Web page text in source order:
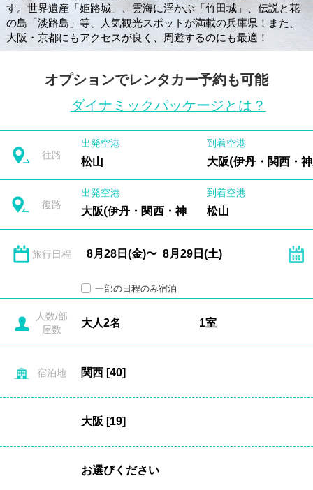
す。世界遺産「姫路城」、雲海に浮かぶ「竹田城」、伝説と花
の島「淡路島」等、人気観光スポットが満載の兵庫県！また、
大阪・京都にもアクセスが良く、周遊するのにも最適！
オプションでレンタカー予約も可能
ダイナミックパッケージとは？
往路
出発空港
松山
到着空港
大阪(伊丹・関西・
復路
出発空港
大阪(伊丹・関西・神戸)
到着空港
松山
旅行日程
一部の日程のみ宿泊
人数/部
屋数
宿泊地